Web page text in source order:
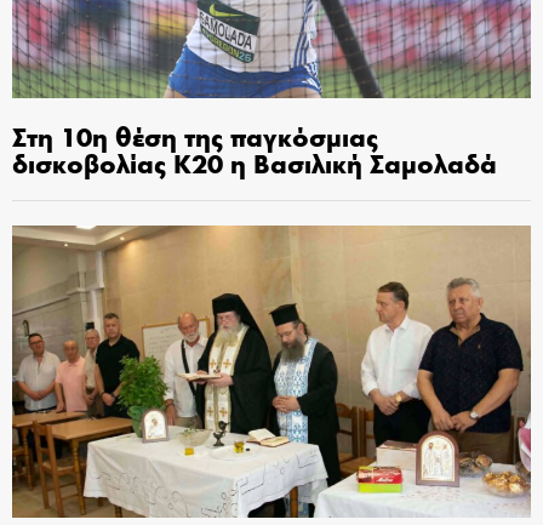
Στη 10η θέση της παγκόσμιας
δισκοβολίας Κ20 η Βασιλική Σαμολαδά